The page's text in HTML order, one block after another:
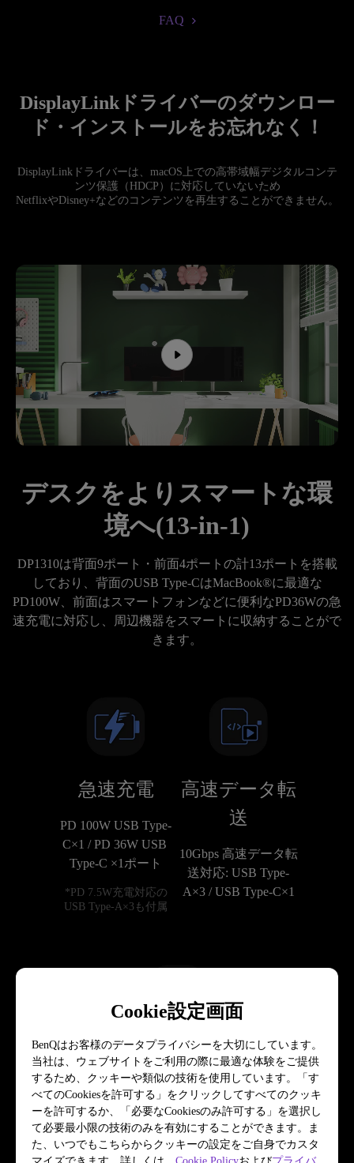
Cookie設定画面
BenQはお客様のデータプライバシーを大切にしています。
当社は、ウェブサイトをご利用の際に最適な体験をご提供
するため、クッキーや類似の技術を使用しています。「す
べてのCookiesを許可する」をクリックしてすべてのクッキ
ーを許可するか、「必要なCookiesのみ許可する」を選択し
て必要最小限の技術のみを有効にすることができます。ま
た、いつでもこちらからクッキーの設定をご自身でカスタ
マイズできます。詳しくは、 Cookie Policyおよびプライバ
FAQ
DisplayLinkドライバーのダウンロー
ド・インストールをお忘れなく！
DisplayLinkドライバーは、macOS上での高帯域幅デジタルコンテ
ンツ保護（HDCP）に対応していないため
NetflixやDisney+などのコンテンツを再生することができません。
デスクをよりスマートな環
境へ(13-in-1)
DP1310は背面9ポート・前面4ポートの計13ポートを搭載
しており、背面のUSB Type-CはMacBook®に最適な
PD100W、前面はスマートフォンなどに便利なPD36Wの急
速充電に対応し、周辺機器をスマートに収納することがで
きます。
急速充電
PD 100W USB Type-
C×1 / PD 36W USB
Type-C ×1ポート
*PD 7.5W充電対応の
USB Type-A×3も付属
高速データ転
送
10Gbps 高速データ転
送対応: USB Type-
A×3 / USB Type-C×1
高い拡張性
背面にLANポート、
前面にヘッドフォン
ジャックを搭載